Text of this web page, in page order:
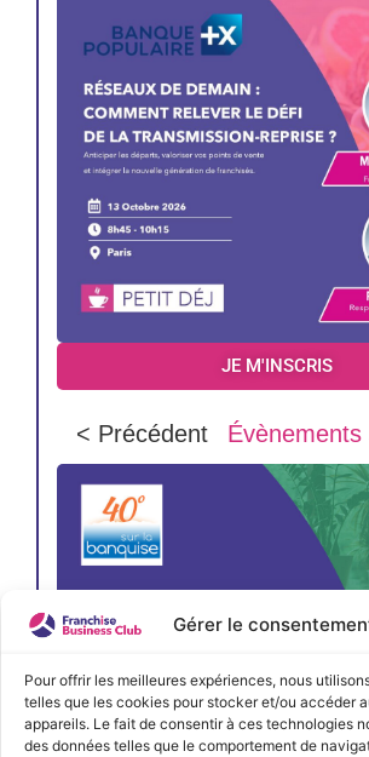
Gérer le
Pour offrir les meilleures expériences, nous
telles que les cookies pour stocker et/ou accéder
appareils. Le fait de consentir à ces technologies
des données telles que le comportement de
JE M'INSCRIS
< Précédent